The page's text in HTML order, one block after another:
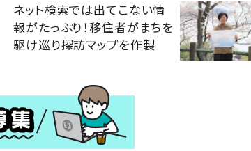
ネット検索では出てこない情
報がたっぷり！移住者がまちを
駆け巡り探訪マップを作製